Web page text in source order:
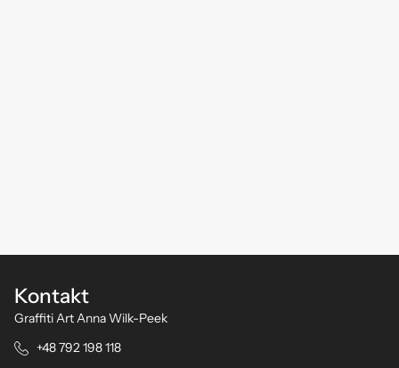
Kontakt
Graffiti Art Anna Wilk-Peek
+48 792 198 118